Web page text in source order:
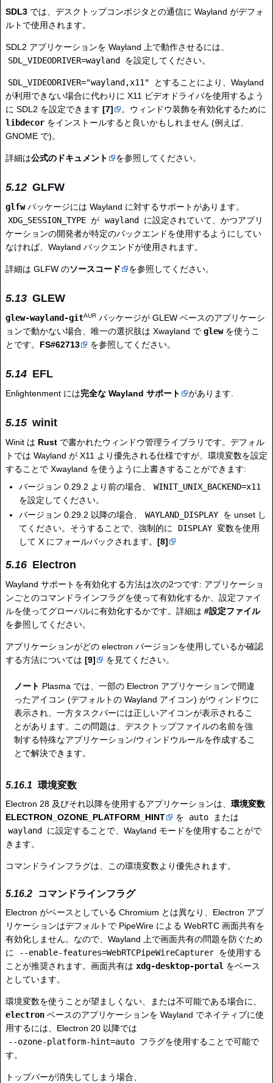
SDL3 では、デスクトップコンポジタとの通信に Wayland がデフォ
ルトで使用されます。
SDL2 アプリケーションを Wayland 上で動作させるには、
SDL_VIDEODRIVER=wayland
を設定してください。
SDL_VIDEODRIVER="wayland,x11"
とすることにより、Wayland
が利用できない場合に代わりに X11 ビデオドライバを使用するよう
に SDL2 を設定できます [7]
。ウィンドウ装飾を有効化するために
libdecor をインストールすると良いかもしれません (例えば、
GNOME で)。
詳細は公式のドキュメント を参照してください。
GLFW
glfwパッケージには Wayland に対するサポートがあります。
XDG_SESSION_TYPE が wayland
に設定されていて、かつアプリ
ケーションの開発者が特定のバックエンドを使用するようにしてい
なければ、Wayland バックエンドが使用されます。
詳細は GLFW のソースコード を参照してください。
GLEW
glew-wayland-gitAUR パッケージが GLEW ベースのアプリケーシ
ョンで動かない場合、唯一の選択肢は Xwayland で glewを使うこ
とです。 FS#62713 を参照してください。
EFL
Enlightenment には完全な Wayland サポート があります.
winit
Winit は Rust で書かれたウィンドウ管理ライブラリです。デフォル
トでは Wayland が X11 より優先される仕様ですが、環境変数を設定
することで Xwayland を使うように上書きすることができます:
バージョン 0.29.2 より前の場合、
WINIT_UNIX_BACKEND=x11
を設定してください。
バージョン 0.29.2 以降の場合、
WAYLAND_DISPLAY を unset し
てください。そうすることで、強制的に
DISPLAY 変数を使用
して X にフォールバックされます。[8]
Electron
Wayland サポートを有効化する方法は次の2つです: アプリケーショ
ンごとのコマンドラインフラグを使って有効化するか、設定ファイ
ルを使ってグローバルに有効化するかです。詳細は #設定ファイル
を参照してください。
アプリケーションがどの electron バージョンを使用しているか確認
する方法については [9] を見てください。
ノート Plasma では、一部の Electron アプリケーションで間違
ったアイコン (デフォルトの Wayland アイコン) がウィンドウに
表示され、一方タスクバーには正しいアイコンが表示されるこ
とがあります。この問題は、デスクトップファイルの名前を強
制する特殊なアプリケーション/ウィンドウルールを作成するこ
とで解決できます。
環境変数
Electron 28 及びそれ以降を使用するアプリケーションは、 環境変数
ELECTRON_OZONE_PLATFORM_HINT
を auto
または
wayland
に設定することで、Wayland モードを使用することがで
きます。
コマンドラインフラグは、この環境変数より優先されます。
コマンドラインフラグ
Electron がベースとしている Chromium とは異なり、Electron アプ
リケーションはデフォルトで PipeWire による WebRTC 画面共有を
有効化しません。なので、Wayland 上で画面共有の問題を防ぐため
に
--enable-features=WebRTCPipeWireCapturer を使用する
ことが推奨されます。画面共有は xdg-desktop-portal をベース
としています。
環境変数を使うことが望ましくない、または不可能である場合に、
electron ベースのアプリケーションを Wayland でネイティブに使
用するには、Electron 20 以降では
--ozone-platform-hint=auto フラグを使用することで可能で
す。
トップバーが消失してしまう場合、